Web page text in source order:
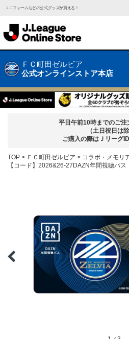
ユニフォームなどの公式グッズが買える！
ＦＣ町田ゼルビア
公式オンラインストア本店
平日午前10時までのご注
（土日祝日は除
ご購入の際はＪリーグ
TOP ＦＣ町田ゼルビア コラボ・メモリ
【コード】2026&26-27DAZN年間視聴パ